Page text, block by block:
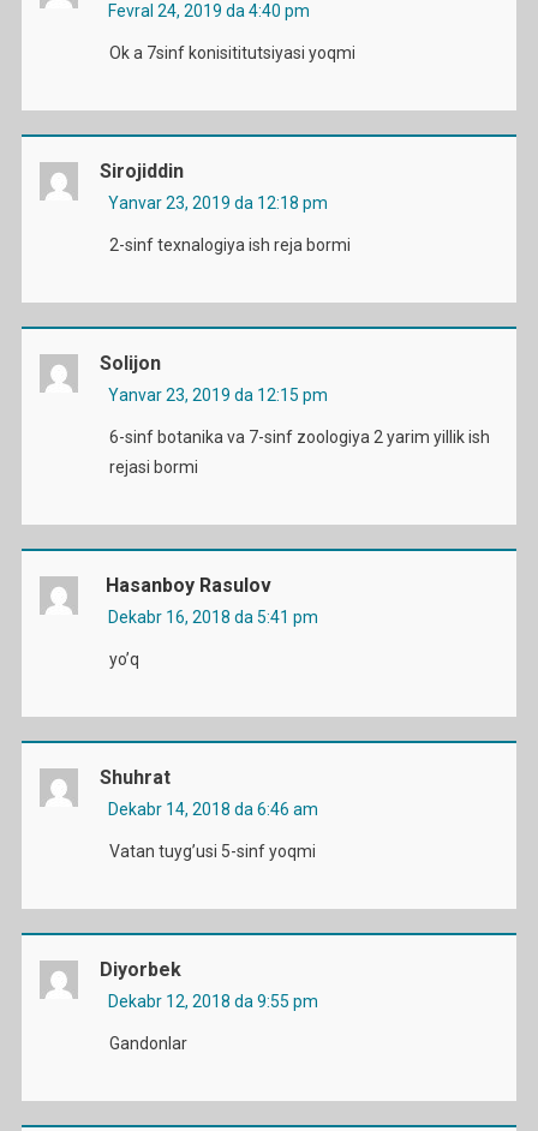
Fevral 24, 2019 da 4:40 pm
Ok a 7sinf konisititutsiyasi yoqmi
Sirojiddin
Yanvar 23, 2019 da 12:18 pm
2-sinf texnalogiya ish reja bormi
Solijon
Yanvar 23, 2019 da 12:15 pm
6-sinf botanika va 7-sinf zoologiya 2 yarim yillik ish
rejasi bormi
Hasanboy Rasulov
Dekabr 16, 2018 da 5:41 pm
yo’q
Shuhrat
Dekabr 14, 2018 da 6:46 am
Vatan tuyg’usi 5-sinf yoqmi
Diyorbek
Dekabr 12, 2018 da 9:55 pm
Gandonlar